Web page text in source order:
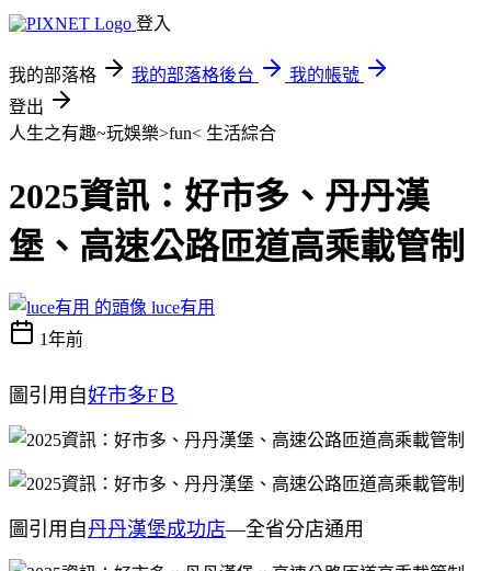
登入
我的部落格 我的部落格後台
我的帳號
登出
人生之有趣~玩娛樂>fun< 生活綜合
2025資訊：好市多、丹丹漢
堡、高速公路匝道高乘載管制
luce有用
1年前
圖引用自好市多FＢ
圖引用自丹丹漢堡成功店—全省分店通用